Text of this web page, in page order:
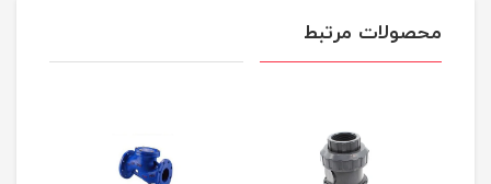
محصولات مرتبط